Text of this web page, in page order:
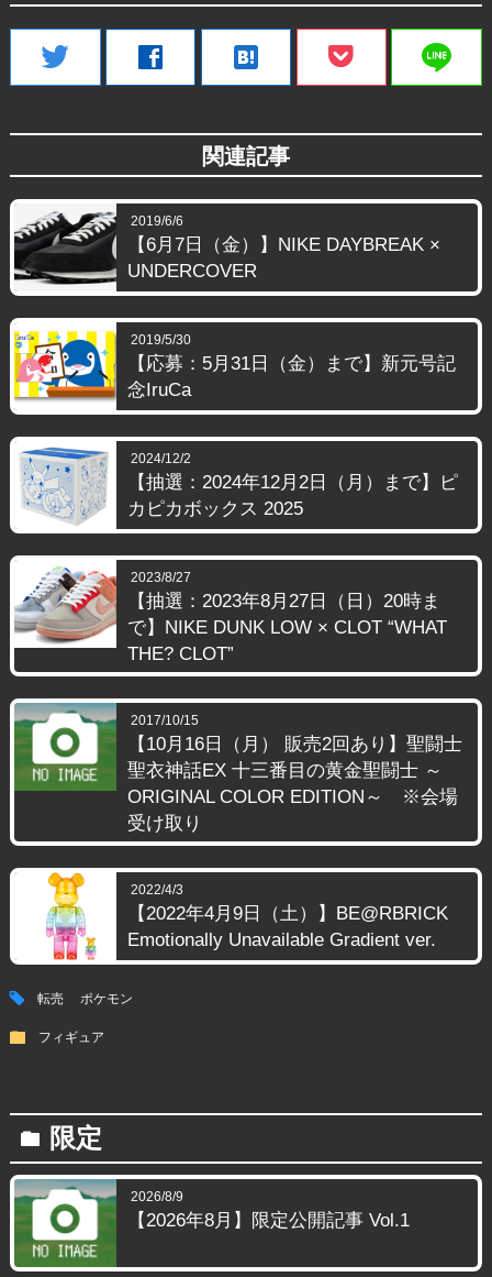
twitter facebook hatenabookmark line
関連記事
2019/6/6
【6月7日（金）】NIKE DAYBREAK ×
UNDERCOVER
2019/5/30
【応募：5月31日（金）まで】新元号記
念IruCa
2024/12/2
【抽選：2024年12月2日（月）まで】ピ
カピカボックス 2025
2023/8/27
【抽選：2023年8⽉27⽇（日）20時ま
で】NIKE DUNK LOW × CLOT “WHAT
THE? CLOT”
2017/10/15
【10月16日（月） 販売2回あり】聖闘士
聖衣神話EX 十三番目の黄金聖闘士 ～
ORIGINAL COLOR EDITION～ ※会場
受け取り
2022/4/3
【2022年4月9日（土）】BE@RBRICK
Emotionally Unavailable Gradient ver.
tag 転売 ポケモン
folder フィギュア
folder 限定
2026/8/9
【2026年8月】限定公開記事 Vol.1